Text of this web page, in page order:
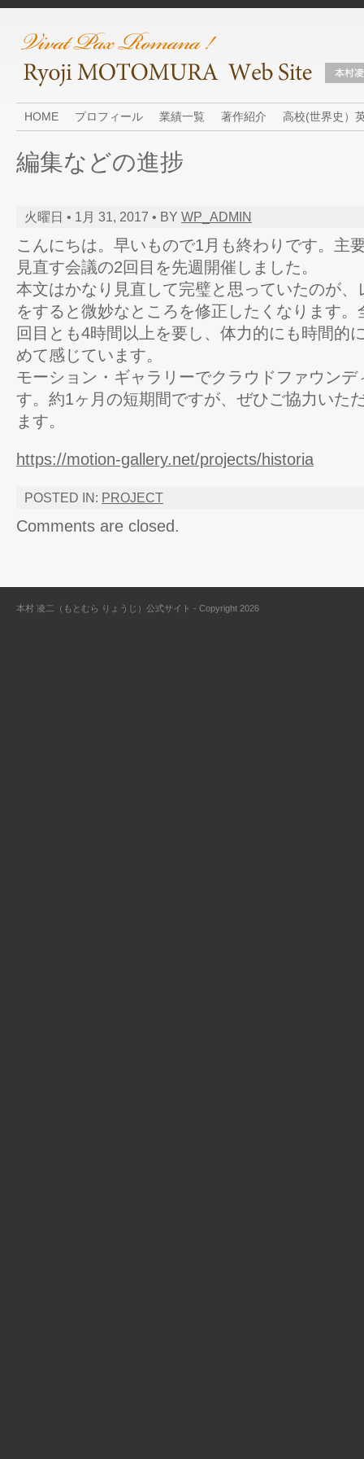
HOME プロフィール 業績一覧 著作紹介 高校(世界史）
編集などの進捗
火曜日 • 1月 31, 2017 • BY WP_ADMIN
こんにちは。早いもので1月も終わりです。主
見直す会議の2回目を先週開催しました。
本文はかなり見直して完璧と思っていたのが
をすると微妙なところを修正したくなります
回目とも4時間以上を要し、体力的にも時間的
めて感じています。
モーション・ギャラリーでクラウドファウン
す。約1ヶ月の短期間ですが、ぜひご協力いた
ます。
https://motion-gallery.net/projects/historia
POSTED IN: PROJECT
Comments are closed.
本村 凌二（もとむら りょうじ）公式サイト - Copyright 2026